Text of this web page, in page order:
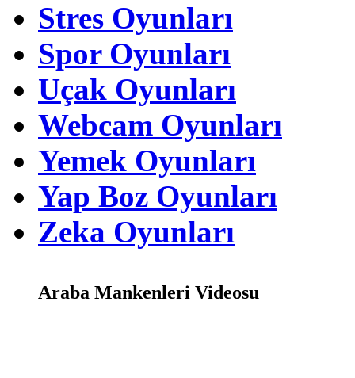
Stres Oyunları
Spor Oyunları
Uçak Oyunları
Webcam Oyunları
Yemek Oyunları
Yap Boz Oyunları
Zeka Oyunları
Araba Mankenleri Videosu